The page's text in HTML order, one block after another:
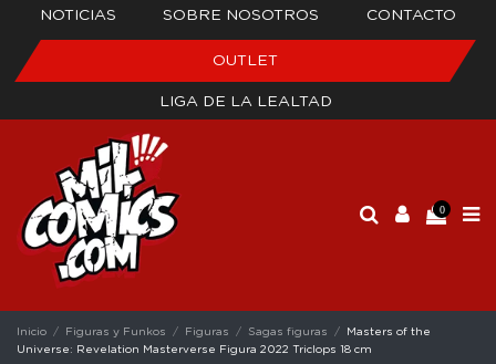
NOTICIAS SOBRE NOSOTROS CONTACTO
OUTLET
LIGA DE LA LEALTAD
0
Inicio Figuras y Funkos Figuras Sagas figuras
Masters of the
Universe: Revelation Masterverse Figura 2022 Triclops 18 cm